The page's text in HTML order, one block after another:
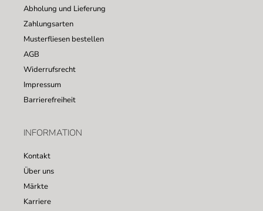
Abholung und Lieferung
Zahlungsarten
Musterfliesen bestellen
AGB
Widerrufsrecht
Impressum
Barrierefreiheit
INFORMATION
Kontakt
Über uns
Märkte
Karriere